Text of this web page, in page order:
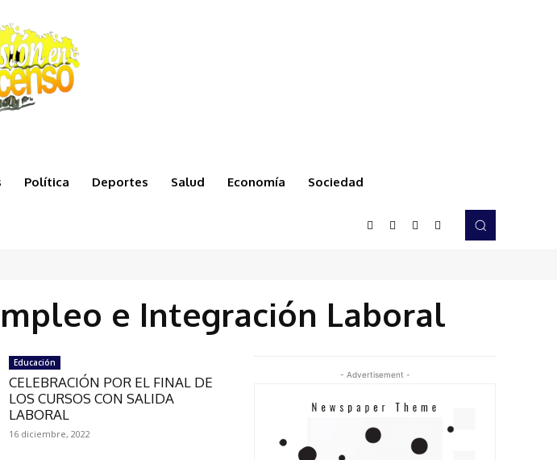
Política Deportes Salud Economía Sociedad
e Integración Laboral
Educación
CELEBRACIÓN POR EL FINAL DE
LOS CURSOS CON SALIDA
LABORAL
16 diciembre, 2022
- Advertisement -